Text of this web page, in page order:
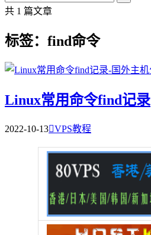
共 1 篇文章
标签：find命令
Linux常用命令find记录
2022-10-13VPS教程